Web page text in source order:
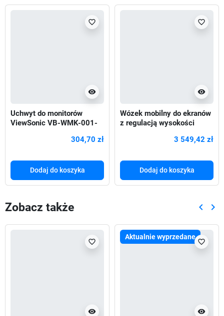
visibility
favorite_border
Uchwyt do monitorów
ViewSonic VB-WMK-001-
304,70 zł
Dodaj do koszyka
visibility
favorite_border
Wózek mobilny do ekranów
z regulacją wysokości
3 549,42 zł
Dodaj do koszyka
Zobacz także keyboard_arrow_left keyboard_arrow_right
visibility
favorite_border
Aktualnie wyprzedane
visibility
favorite_border